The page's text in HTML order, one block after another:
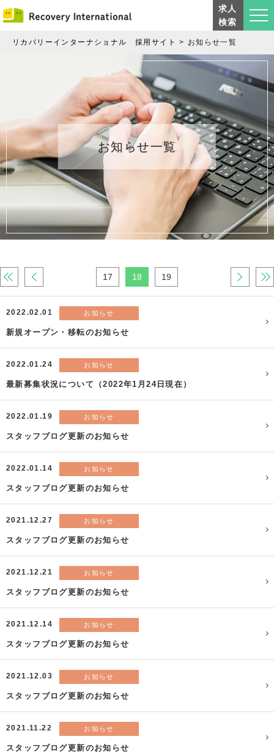
リカバリーインターナショナル 採用サイト お知らせ一覧
お知らせ一覧
« ‹ 17 18 19 › »
お知らせ
2022.02.01
新規オープン・移転のお知らせ
お知らせ
2022.01.24
最新募集状況について（2022年1月24日現在）
お知らせ
2022.01.19
スタッフブログ更新のお知らせ
お知らせ
2022.01.14
スタッフブログ更新のお知らせ
お知らせ
2021.12.27
スタッフブログ更新のお知らせ
お知らせ
2021.12.21
スタッフブログ更新のお知らせ
お知らせ
2021.12.14
スタッフブログ更新のお知らせ
お知らせ
2021.12.03
スタッフブログ更新のお知らせ
お知らせ
2021.11.22
スタッフブログ更新のお知らせ
求人
検索